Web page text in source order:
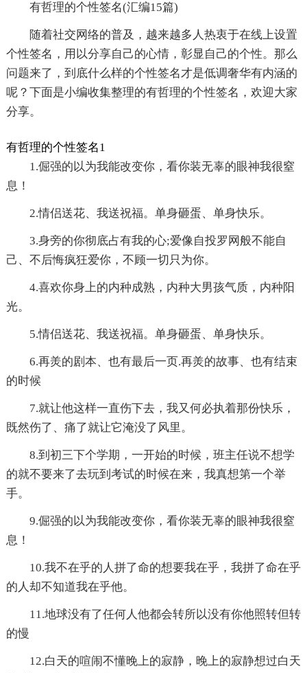
有哲理的个性签名(汇编15篇)
随着社交网络的普及，越来越多人热衷于在线上设置
个性签名，用以分享自己的心情，彰显自己的个性。那么
问题来了，到底什么样的个性签名才是低调奢华有内涵的
呢？下面是小编收集整理的有哲理的个性签名，欢迎大家
分享。
有哲理的个性签名1
1.倔强的以为我能改变你，看你装无辜的眼神我很窒
息！
2.情侣送花、我送祝福。单身砸蛋、单身快乐。
3.身旁的你彻底占有我的心;爱像自投罗网般不能自
己、不后悔疯狂爱你，不顾一切只为你。
4.喜欢你身上的内种成熟，内种大男孩气质，内种阳
光。
5.情侣送花、我送祝福。单身砸蛋、单身快乐。
6.再羙的剧本、也有最后一页.再羙的故事、也有结束
的时候
7.就让他这样一直伤下去，我又何必执着那份快乐，
既然伤了、痛了就让它淹没了风里。
8.到初三下个学期，一开始的时候，班主任说不想学
的就不要来了去玩到考试的时候在来，我真想第一个举
手。
9.倔强的以为我能改变你，看你装无辜的眼神我很窒
息！
10.我不在乎的人拼了命的想要我在乎，我拼了命在乎
的人却不知道我在乎他。
11.地球没有了任何人他都会转所以没有你他照转但转
的慢
12.白天的喧闹不懂晚上的寂静，晚上的寂静想过白天